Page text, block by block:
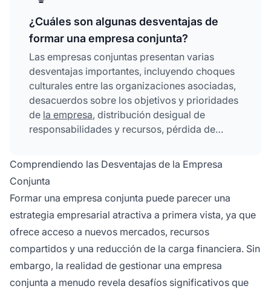
¿Cuáles son algunas desventajas de
formar una empresa conjunta?
Las empresas conjuntas presentan varias
desventajas importantes, incluyendo choques
culturales entre las organizaciones asociadas,
desacuerdos sobre los objetivos y prioridades
de la empresa, distribución desigual de
responsabilidades y recursos, pérdida de
buscar otras oportunidades de negocio y la
complejidad de gestionar múltiples partes
interesadas con intereses potencialmente en
conflicto.
Comprendiendo las Desventajas de la Empresa
Conjunta
Formar una empresa conjunta puede parecer una
estrategia empresarial atractiva a primera vista, ya que
ofrece acceso a nuevos mercados, recursos
compartidos y una reducción de la carga financiera. Sin
embargo, la realidad de gestionar una empresa
conjunta a menudo revela desafíos significativos que